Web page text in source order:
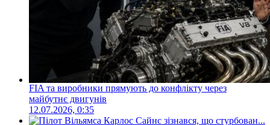
FIA та виробники прямують до конфлікту через
майбутнє двигунів
12.07.2026, 0:35